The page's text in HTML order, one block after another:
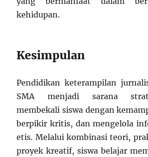
kehidupan.
Kesimpulan
Pendidikan keterampilan
SMA menjadi sarana
membekali siswa dengan
berpikir kritis, dan mengelola
etis. Melalui kombinasi teori,
proyek kreatif, siswa belajar